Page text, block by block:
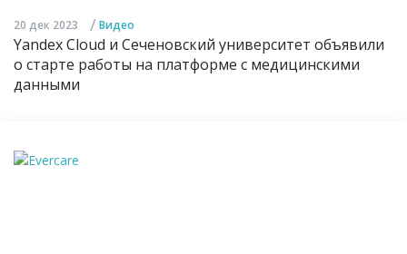
20 дек 2023 / Видео
Yandex Cloud и Сеченовский университет объявили
о старте работы на платформе с медицинскими
данными